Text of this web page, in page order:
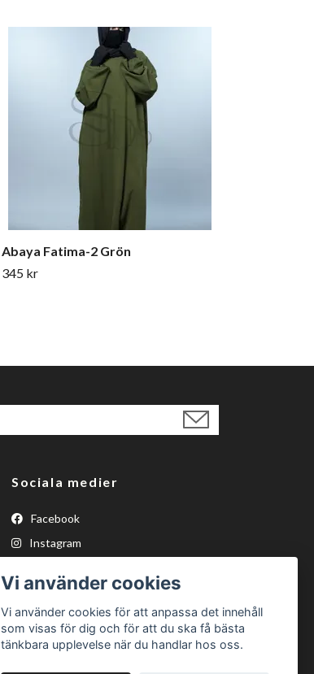
Abaya Fatima-2 Grön
345 kr
Sociala medier
Facebook
Instagram
Tiktok
Vi använder cookies
Vi använder cookies för att anpassa det innehåll
som visas för dig och för att du ska få bästa
tänkbara upplevelse när du handlar hos oss.